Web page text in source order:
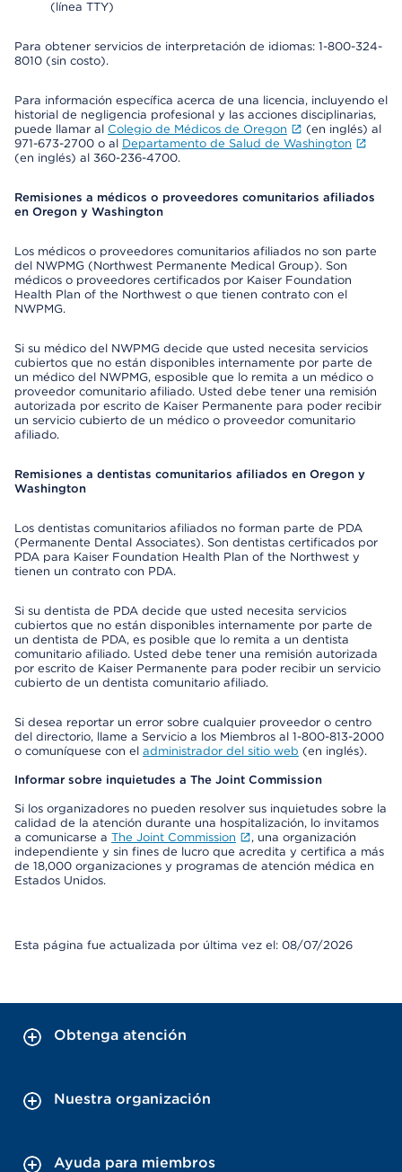
(línea TTY)
Para obtener servicios de interpretación de idiomas: 1-800-324-
8010 (sin costo).
Para información específica acerca de una licencia, incluyendo el
historial de negligencia profesional y las acciones disciplinarias,
puede llamar al Colegio de Médicos de Oregon
(en inglés) al
971-673-2700 o al Departamento de Salud de Washington
(en inglés) al 360-236-4700.
Remisiones a médicos o proveedores comunitarios afiliados
en Oregon y Washington
Los médicos o proveedores comunitarios afiliados no son parte
del NWPMG (Northwest Permanente Medical Group). Son
médicos o proveedores certificados por Kaiser Foundation
Health Plan of the Northwest o que tienen contrato con el
NWPMG.
Si su médico del NWPMG decide que usted necesita servicios
cubiertos que no están disponibles internamente por parte de
un médico del NWPMG, esposible que lo remita a un médico o
proveedor comunitario afiliado. Usted debe tener una remisión
autorizada por escrito de Kaiser Permanente para poder recibir
un servicio cubierto de un médico o proveedor comunitario
afiliado.
Remisiones a dentistas comunitarios afiliados en Oregon y
Washington
Los dentistas comunitarios afiliados no forman parte de PDA
(Permanente Dental Associates). Son dentistas certificados por
PDA para Kaiser Foundation Health Plan of the Northwest y
tienen un contrato con PDA.
Si su dentista de PDA decide que usted necesita servicios
cubiertos que no están disponibles internamente por parte de
un dentista de PDA, es posible que lo remita a un dentista
comunitario afiliado. Usted debe tener una remisión autorizada
por escrito de Kaiser Permanente para poder recibir un servicio
cubierto de un dentista comunitario afiliado.
Si desea reportar un error sobre cualquier proveedor o centro
del directorio, llame a Servicio a los Miembros al 1-800-813-2000
o comuníquese con el administrador del sitio web (en inglés).
Informar sobre inquietudes a The Joint Commission
Si los organizadores no pueden resolver sus inquietudes sobre la
calidad de la atención durante una hospitalización, lo invitamos
a comunicarse a The Joint Commission
, una organización
independiente y sin fines de lucro que acredita y certifica a más
de 18,000 organizaciones y programas de atención médica en
Estados Unidos.
Esta página fue actualizada por última vez el: 08/07/2026
Obtenga atención
Nuestra organización
Ayuda para miembros